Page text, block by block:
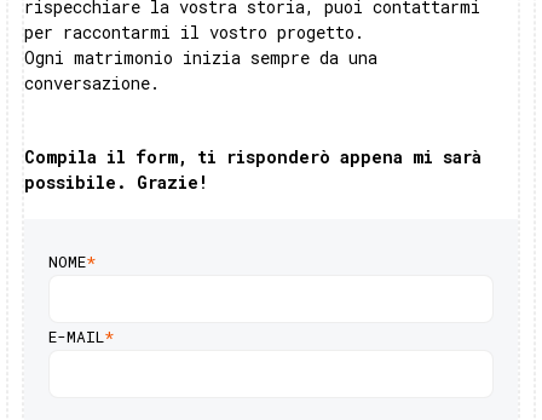
rispecchiare la vostra storia, puoi contattarmi
per raccontarmi il vostro progetto.
Ogni matrimonio inizia sempre da una
conversazione.
Compila il form, ti risponderò appena mi sarà
possibile. Grazie!
NOME*
E-MAIL*